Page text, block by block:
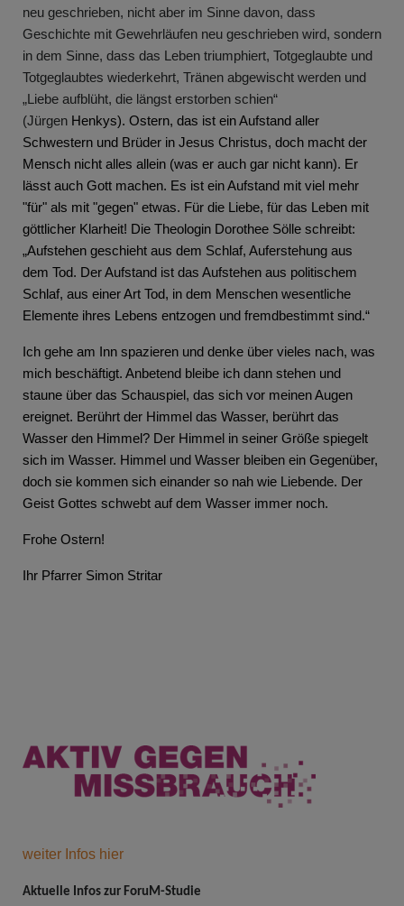
neu geschrieben, nicht aber im Sinne davon, dass
Geschichte mit Gewehrläufen neu geschrieben wird, sondern
in dem Sinne, dass das Leben triumphiert, Totgeglaubte und
Totgeglaubtes wiederkehrt, Tränen abgewischt werden und
„Liebe aufblüht, die längst erstorben schien“
(Jürgen Henkys). Ostern, das ist ein Aufstand aller
Schwestern und Brüder in Jesus Christus, doch macht der
Mensch nicht alles allein (was er auch gar nicht kann). Er
lässt auch Gott machen. Es ist ein Aufstand mit viel mehr
"für" als mit "gegen" etwas. Für die Liebe, für das Leben mit
göttlicher Klarheit! Die Theologin Dorothee Sölle schreibt:
„Aufstehen geschieht aus dem Schlaf, Auferstehung aus
dem Tod. Der Aufstand ist das Aufstehen aus politischem
Schlaf, aus einer Art Tod, in dem Menschen wesentliche
Elemente ihres Lebens entzogen und fremdbestimmt sind.“
Ich gehe am Inn spazieren und denke über vieles nach, was
mich beschäftigt. Anbetend bleibe ich dann stehen und
staune über das Schauspiel, das sich vor meinen Augen
ereignet. Berührt der Himmel das Wasser, berührt das
Wasser den Himmel? Der Himmel in seiner Größe spiegelt
sich im Wasser. Himmel und Wasser bleiben ein Gegenüber,
doch sie kommen sich einander so nah wie Liebende. Der
Geist Gottes schwebt auf dem Wasser immer noch.
Frohe Ostern!
Ihr Pfarrer Simon Stritar
weiter Infos hier
Aktuelle Infos zur ForuM-Studie